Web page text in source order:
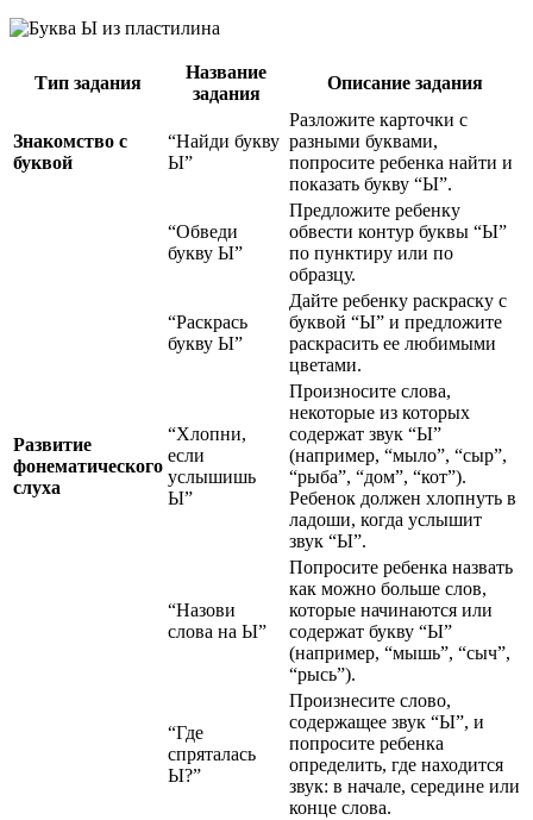
Тип задания
Название
задания
Описание задания
Знакомство с
буквой
“Найди букву
Ы”
Разложите карточки с
разными буквами,
попросите ребенка найти и
показать букву “Ы”.
“Обведи
букву Ы”
Предложите ребенку
обвести контур буквы “Ы”
по пунктиру или по
образцу.
“Раскрась
букву Ы”
Дайте ребенку раскраску с
буквой “Ы” и предложите
раскрасить ее любимыми
цветами.
Развитие
фонематического
слуха
“Хлопни,
если
услышишь
Ы”
Произносите слова,
некоторые из которых
содержат звук “Ы”
(например, “мыло”, “сыр”,
“рыба”, “дом”, “кот”).
Ребенок должен хлопнуть в
ладоши, когда услышит
звук “Ы”.
“Назови
слова на Ы”
Попросите ребенка назвать
как можно больше слов,
которые начинаются или
содержат букву “Ы”
(например, “мышь”, “сыч”,
“рысь”).
“Где
спряталась
Ы?”
Произнесите слово,
содержащее звук “Ы”, и
попросите ребенка
определить, где находится
звук: в начале, середине или
конце слова.